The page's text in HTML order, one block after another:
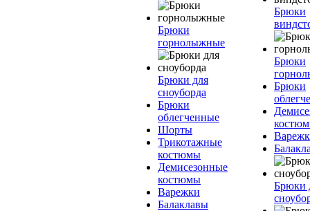
Брюки
горнолыжные
Брюки для
сноуборда
Брюки
облегченные
Шорты
Трикотажные
костюмы
Демисезонные
костюмы
Варежки
Балаклавы
Брюки
Брюки
Брюки
Брюки